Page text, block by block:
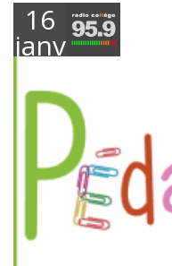
16
janvier